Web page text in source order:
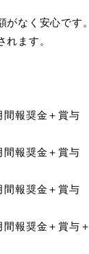
なく安心です。
ます。
間報奨金＋賞与
間報奨金＋賞与
間報奨金＋賞与
報奨金＋賞与＋